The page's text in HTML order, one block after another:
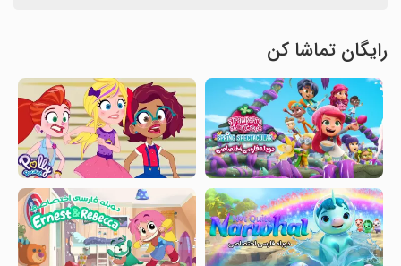
رایگان تماشا کن